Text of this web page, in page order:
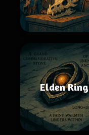
Elden Ring